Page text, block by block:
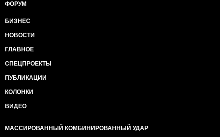
ФОРУМ
БИЗНЕС
НОВОСТИ
ГЛАВНОЕ
СПЕЦПРОЕКТЫ
ПУБЛИКАЦИИ
КОЛОНКИ
ВИДЕО
МАССИРОВАННЫЙ КОМБИНИРОВАННЫЙ УДАР